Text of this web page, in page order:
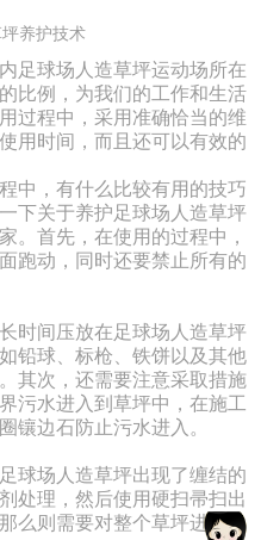
养护技术
足球场人造草坪运动场所在
比例，为我们的工作和生活
过程中，采用准确恰当的维
用时间，而且还可以有效的
中，有什么比较有用的技巧
下关于养护足球场人造草坪
。首先，在使用的过程中，
跑动，同时还要禁止所有的
时间压放在足球场人造草坪
铅球、标枪、铁饼以及其他
其次，还需要注意采取措施
污水进入到草坪中，在施工
镶边石防止污水进入。
球场人造草坪出现了缠结的
处理，然后使用硬扫帚扫出
么则需要对整个草坪进行处